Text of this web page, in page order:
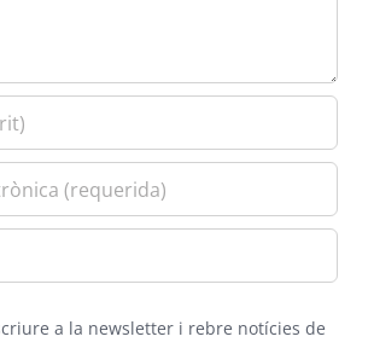
a la newsletter i rebre notícies de